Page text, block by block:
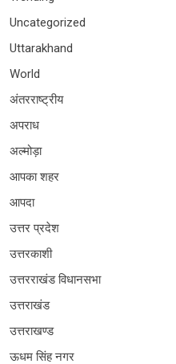
Uncategorized
Uttarakhand
World
अंतरराष्ट्रीय
अपराध
अल्मोड़ा
आपका शहर
आपदा
उत्तर प्रदेश
उत्तरकाशी
उत्तरराखंड विधानसभा
उत्तराखंड
उत्तराखण्ड
ऊधम सिंह नगर